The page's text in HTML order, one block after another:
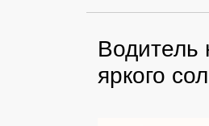
Водитель
яркого